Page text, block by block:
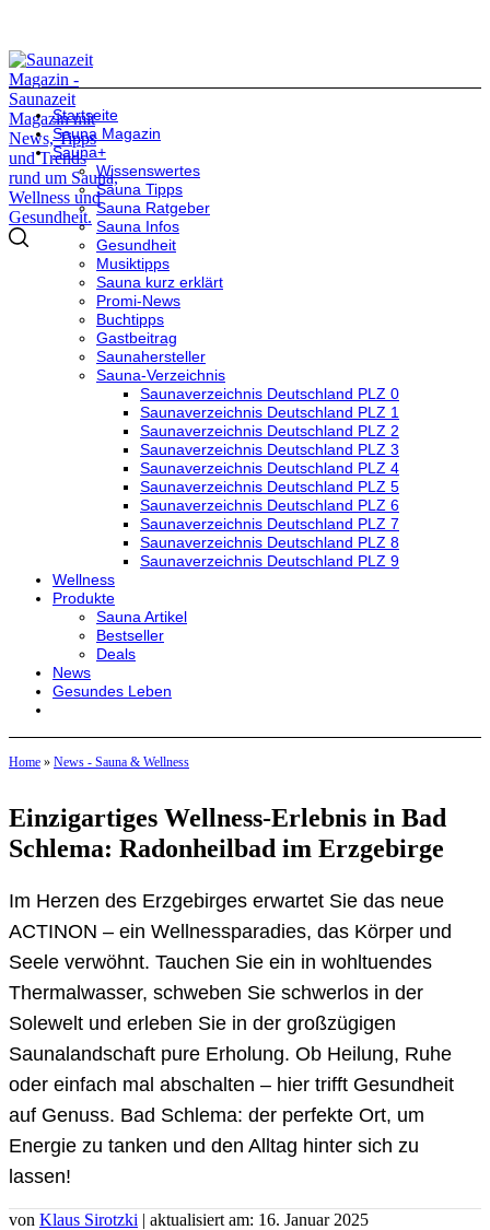
Startseite
Sauna Magazin
Sauna+
Wissenswertes
Sauna Tipps
Sauna Ratgeber
Sauna Infos
Gesundheit
Musiktipps
Sauna kurz erklärt
Promi-News
Buchtipps
Gastbeitrag
Saunahersteller
Sauna-Verzeichnis
Saunaverzeichnis Deutschland PLZ 0
Saunaverzeichnis Deutschland PLZ 1
Saunaverzeichnis Deutschland PLZ 2
Saunaverzeichnis Deutschland PLZ 3
Saunaverzeichnis Deutschland PLZ 4
Saunaverzeichnis Deutschland PLZ 5
Saunaverzeichnis Deutschland PLZ 6
Saunaverzeichnis Deutschland PLZ 7
Saunaverzeichnis Deutschland PLZ 8
Saunaverzeichnis Deutschland PLZ 9
Wellness
Produkte
Sauna Artikel
Bestseller
Deals
News
Gesundes Leben
Home » News - Sauna & Wellness
Einzigartiges Wellness-Erlebnis in Bad
Schlema: Radonheilbad im Erzgebirge
Im Herzen des Erzgebirges erwartet Sie das neue
ACTINON – ein Wellnessparadies, das Körper und
Seele verwöhnt. Tauchen Sie ein in wohltuendes
Thermalwasser, schweben Sie schwerlos in der
Solewelt und erleben Sie in der großzügigen
Saunalandschaft pure Erholung. Ob Heilung, Ruhe
oder einfach mal abschalten – hier trifft Gesundheit
auf Genuss. Bad Schlema: der perfekte Ort, um
Energie zu tanken und den Alltag hinter sich zu
lassen!
von Klaus Sirotzki | aktualisiert am: 16. Januar 2025